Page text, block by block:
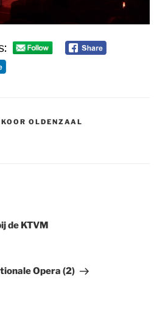
OLDENZAAL
de KTVM
Opera (2)